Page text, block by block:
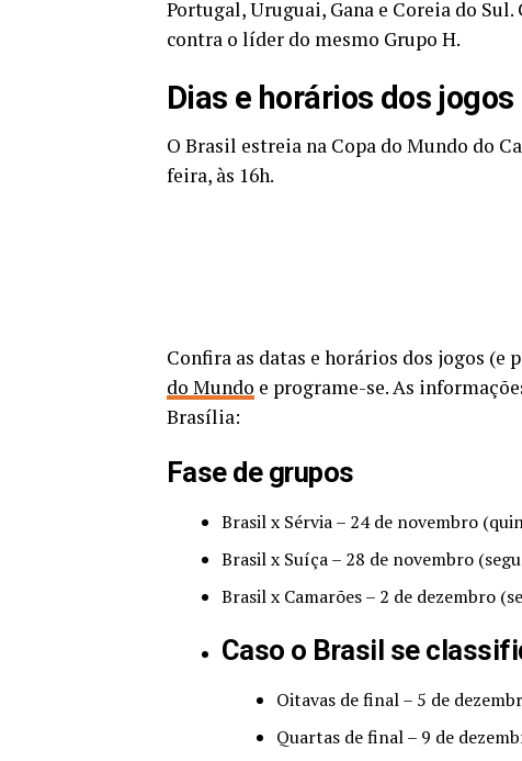
Portugal, Uruguai, Gana e Coreia do
contra o líder do mesmo Grupo H.
Dias e horários dos
O Brasil estreia na Copa do Mundo do
feira, às 16h.
Confira as datas e horários dos jogos (e
do Mundo e programe-se. As
Brasília:
Fase de grupos
Brasil x Sérvia – 24 de novembro
Brasil x Suíça – 28 de novembro
Brasil x Camarões – 2 de dezembro
Caso o Brasil se
Oitavas de final – 5 de
Quartas de final – 9 de